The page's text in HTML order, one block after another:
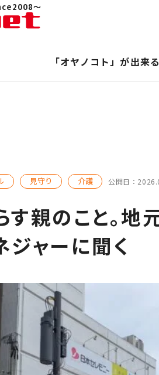
〜
「オヤノコト」が出来
見守り 介護 公開日：
す親のこと。地
ジャーに聞く